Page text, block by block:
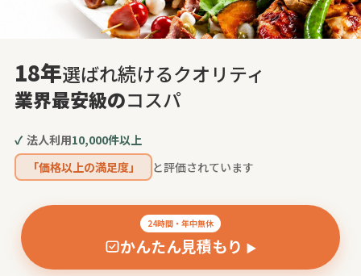
18年選ばれ続けるクオリティ
業界最安級のコスパ
✓ 法人利用10,000件以上
「価格以上の満足度」
と評価されています
24時間・年中無休
かんたん見積もり ▶